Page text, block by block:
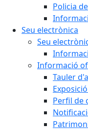
Policia
Seu electrònica
Seu
Informació
Tauler
Perfil de